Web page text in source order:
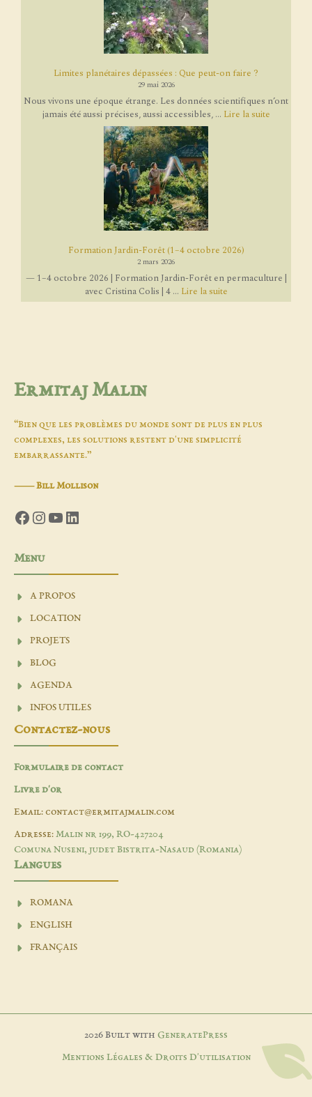
Limites planétaires dépassées : Que peut-on faire ?
29 mai 2026
Nous vivons une époque étrange. Les données scientifiques n’ont
jamais été aussi précises, aussi accessibles, ... Lire la suite
Formation Jardin-Forêt (1–4 octobre 2026)
2 mars 2026
— 1–4 octobre 2026 | Formation Jardin-Forêt en permaculture |
avec Cristina Colis | 4 ... Lire la suite
Ermitaj Malin
“Bien que les problèmes du monde sont de plus en plus
complexes, les solutions restent d'une simplicité
embarrassante.”
―Bill Mollison
Facebook
Instagram
YouTube
LinkedIn
Menu
A PROPOS
LOCATION
PROJETS
BLOG
AGENDA
INFOS UTILES
Contactez-nous
Formulaire de contact
Livre d'or
Email: contact@ermitajmalin.com
Adresse: Malin nr 199, RO-427204
Comuna Nuseni, judet Bistrita-Nasaud (Romania)
Langues
ROMANA
ENGLISH
FRANÇAIS
2026 Built with GeneratePress
Mentions Légales & Droits D'utilisation